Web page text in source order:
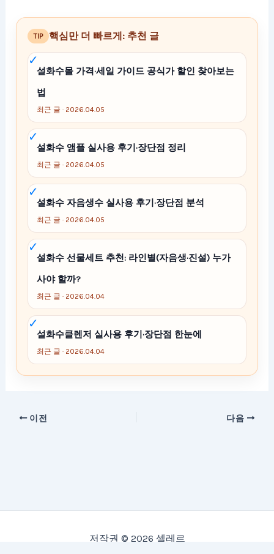
TIP 핵심만 더 빠르게: 추천 글
설화수몰 가격·세일 가이드 공식가 할인 찾아보는
법
최근 글 · 2026.04.05
설화수 앰플 실사용 후기·장단점 정리
최근 글 · 2026.04.05
설화수 자음생수 실사용 후기·장단점 분석
최근 글 · 2026.04.05
설화수 선물세트 추천: 라인별(자음생·진설) 누가
사야 할까?
최근 글 · 2026.04.04
설화수클렌저 실사용 후기·장단점 한눈에
최근 글 · 2026.04.04
이전 다음
저작권 © 2026 셀레르